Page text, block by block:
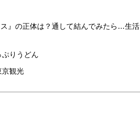
』の正体は？通して結んでみたら…生活
りうどん
京観光